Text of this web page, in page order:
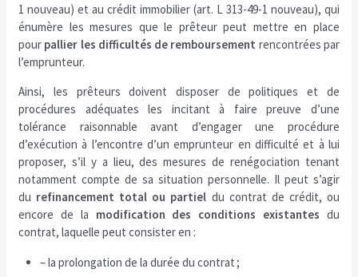
1 nouveau) et au crédit immobilier (art. L 313-49-1 nouveau), qui
énumère les mesures que le prêteur peut mettre en place
pour pallier les difficultés de remboursement rencontrées par
l’emprunteur.
Ainsi, les prêteurs doivent disposer de politiques et de
procédures adéquates les incitant à faire preuve d’une
tolérance raisonnable avant d’engager une procédure
d’exécution à l’encontre d’un emprunteur en difficulté et à lui
proposer, s’il y a lieu, des mesures de renégociation tenant
notamment compte de sa situation personnelle. Il peut s’agir
du refinancement total ou partiel du contrat de crédit, ou
encore de la modification des conditions existantes du
contrat, laquelle peut consister en :
– la prolongation de la durée du contrat ;